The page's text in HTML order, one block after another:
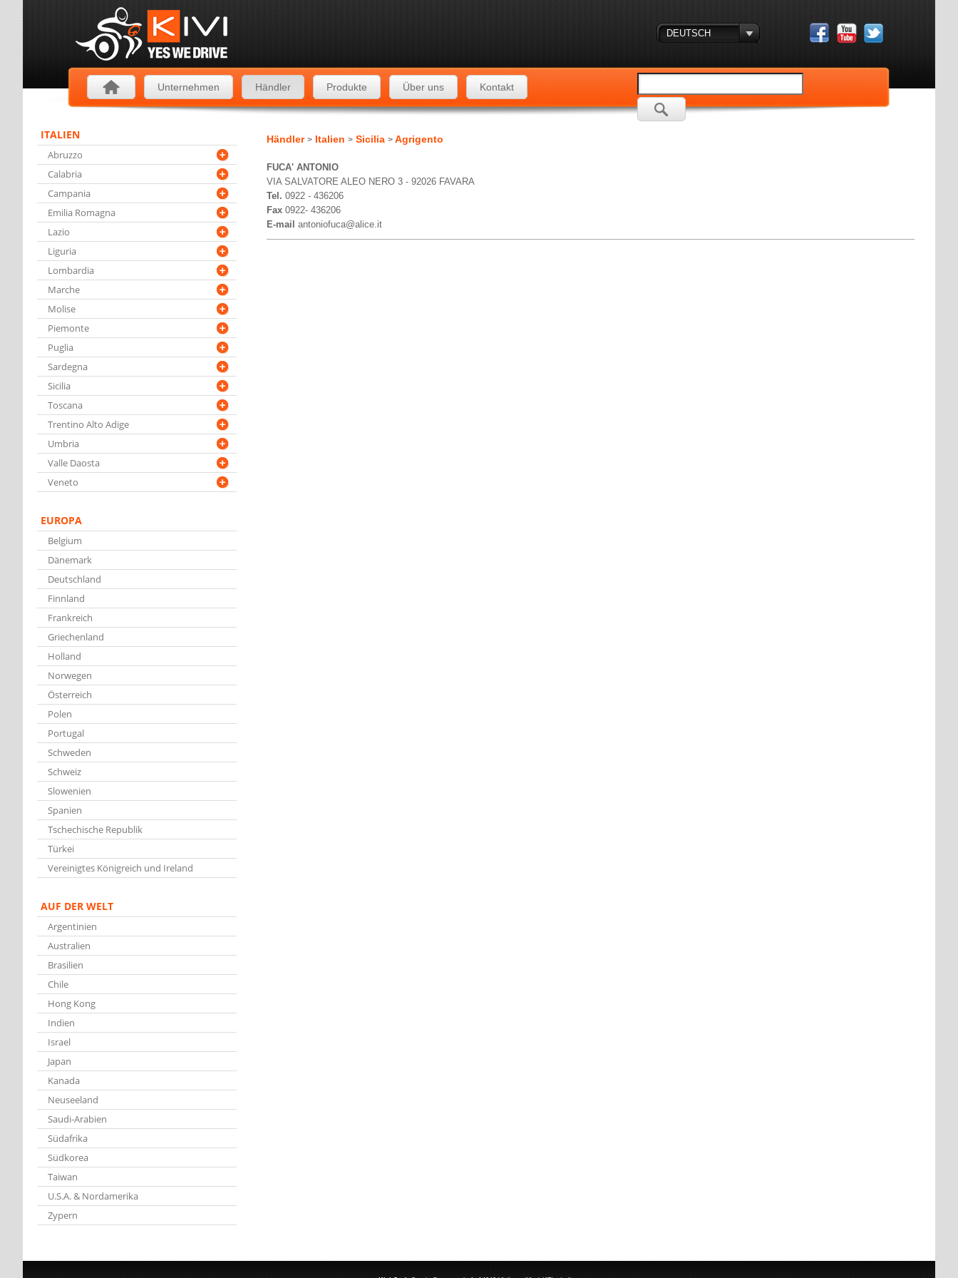
Unternehmen Händler Produkte Über uns Kontakt
ITALIEN
Abruzzo
Calabria
Campania
Emilia Romagna
Lazio
Liguria
Lombardia
Marche
Molise
Piemonte
Puglia
Sardegna
Sicilia
Toscana
Trentino Alto Adige
Umbria
Valle Daosta
Veneto
EUROPA
Belgium
Dänemark
Deutschland
Finnland
Frankreich
Griechenland
Holland
Norwegen
Österreich
Polen
Portugal
Schweden
Schweiz
Slowenien
Spanien
Tschechische Republik
Türkei
Vereinigtes Königreich und Ireland
AUF DER WELT
Argentinien
Australien
Brasilien
Chile
Hong Kong
Indien
Israel
Japan
Kanada
Neuseeland
Saudi-Arabien
Südafrika
Südkorea
Taiwan
U.S.A. & Nordamerika
Zypern
Händler > Italien > Sicilia > Agrigento
FUCA' ANTONIO
VIA SALVATORE ALEO NERO 3 - 92026 FAVARA
Tel. 0922 - 436206
Fax 0922- 436206
E-mail antoniofuca@alice.it